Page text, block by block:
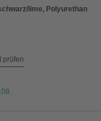
lime, Polyurethan
prüfen